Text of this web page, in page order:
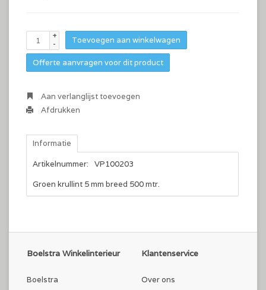
+
-
Toevoegen aan winkelwagen
Offerte aanvragen voor dit product
Aan verlanglijst toevoegen
Afdrukken
Informatie
Artikelnummer:
VP100203
Groen krullint 5 mm breed 500 mtr.
Boelstra Winkelinterieur
Boelstra
Klantenservice
Over ons